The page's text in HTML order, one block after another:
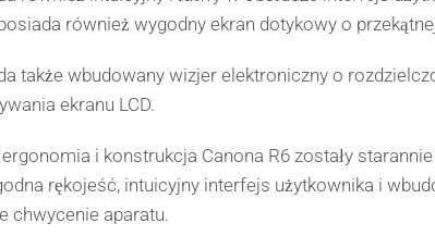
również wygodny ekran dotykowy o
także wbudowany wizjer elektroniczny o
ekranu LCD.
i konstrukcja Canona R6 zostały
rękojeść, intuicyjny interfejs użytkownika i
chwycenie aparatu.